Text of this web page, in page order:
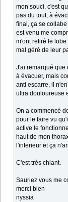
mon souci, c'est
pas du tout, à
final, ça se
est venu me
m'ont retiré le
mal géré de leur
J'ai remarqué que
à évacuer, mais
anti escarre, il
ultra douloureuse
On a commencé
pour le faire vu
active le
haut de mon
l'interieur et ça
C'est très chiant.
Sauriez vous me
merci bien
nyssia